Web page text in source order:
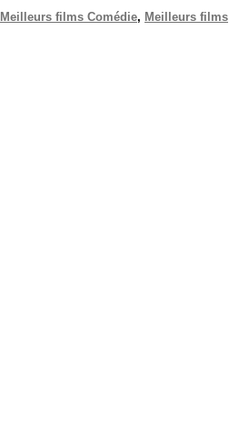
Meilleurs films Comédie, Meilleurs films